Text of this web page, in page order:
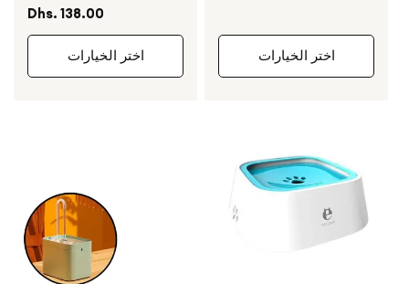
السعر
العادي
Dhs. 138.00
اختر الخيارات اختر الخيارات